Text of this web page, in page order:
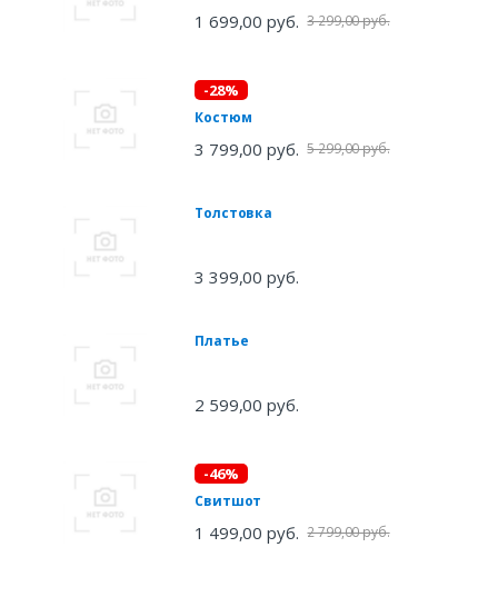
1 699,00 руб. 3 299,00 руб.
-28%
Костюм
3 799,00 руб. 5 299,00 руб.
Толстовка
3 399,00 руб.
Платье
2 599,00 руб.
-46%
Свитшот
1 499,00 руб. 2 799,00 руб.